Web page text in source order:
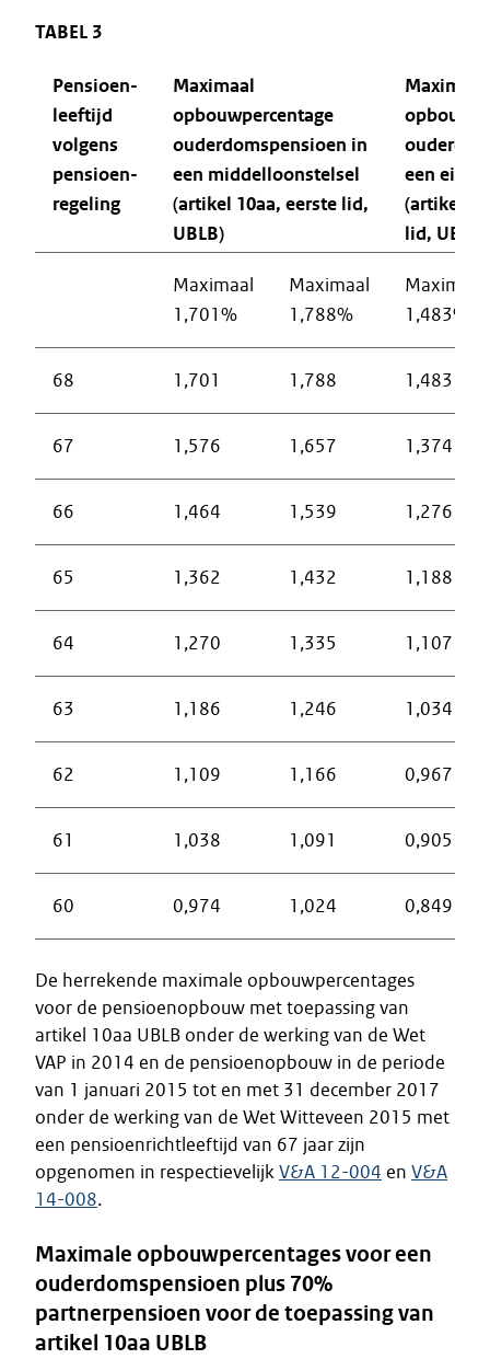
TABEL 3
Pensioen-
leeftijd
volgens
pensioen-
regeling
Maximaal
opbouwpercentage
ouderdomspensioen in
een middelloonstelsel
(artikel 10aa, eerste lid,
UBLB)
Maximaal
een
(artikel
lid, UBLB)
Maximaal
1,701%
Maximaal
1,788%
Maximaal
1,483%
68 1,701 1,788 1,483
67 1,576 1,657 1,374
66 1,464 1,539 1,276
65 1,362 1,432 1,188
64 1,270 1,335 1,107
63 1,186 1,246 1,034
62 1,109 1,166 0,967
61 1,038 1,091 0,905
60 0,974 1,024 0,849
De herrekende maximale opbouwpercentages
voor de pensioenopbouw met toepassing van
artikel 10aa UBLB onder de werking van de Wet
VAP in 2014 en de pensioenopbouw in de periode
van 1 januari 2015 tot en met 31 december 2017
onder de werking van de Wet Witteveen 2015 met
een pensioenrichtleeftijd van 67 jaar zijn
opgenomen in respectievelijkV&A 12-004 en V&A
14-008.
Maximale opbouwpercentages voor een
ouderdomspensioen plus 70%
partnerpensioen voor de toepassing van
artikel 10aa UBLB